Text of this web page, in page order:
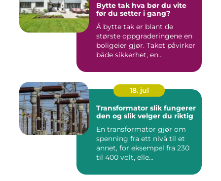
Bytte tak hva bør du vite
før du setter i gang?
Å bytte tak er blant de
største oppgraderingene en
boligeier gjør. Taket påvirker
både sikkerhet, en...
18. jul
Transformator slik fungerer
den og slik velger du riktig
En transformator gjør om
spenning fra ett nivå til et
annet, for eksempel fra 230
til 400 volt, elle...